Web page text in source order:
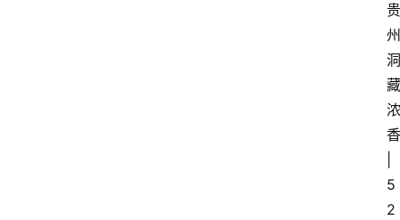
贵
州
洞
藏
浓
香
5
2